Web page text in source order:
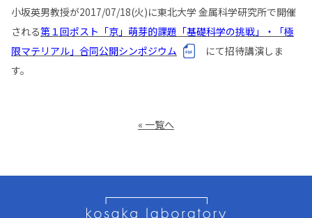
小坂英男教授が2017/07/18(火)に東北大学 金属科学研究所で開催
される第１回ポスト「京」萌芽的課題「基礎科学の挑戦」・「極
限マテリアル」合同公開シンポジウム
にて招待講演しま
す。
« 一覧へ